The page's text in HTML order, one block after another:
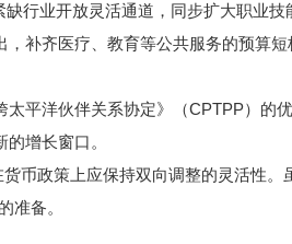
业开放灵活通道，同步扩大职业技
补齐医疗、教育等公共服务的预算
洋伙伴关系协定》（CPTPP）的
增长窗口。
政策上应保持双向调整的灵活性。
准备。